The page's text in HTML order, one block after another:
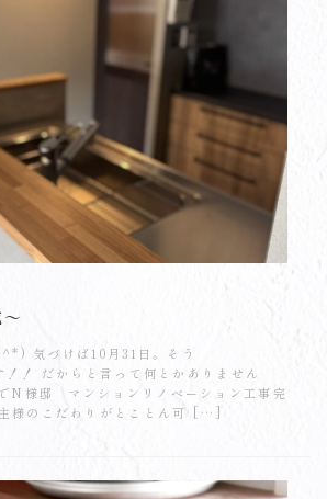
気づけば10月31日。そう
！ だからと言って何とかありません
N様邸 マンションリノベーション工事完
様のこだわりがとことん可 […]